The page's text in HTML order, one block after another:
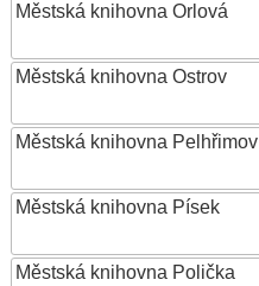
Městská knihovna Orlová
Městská knihovna Ostrov
Městská knihovna Pelhřimov
Městská knihovna Písek
Městská knihovna Polička